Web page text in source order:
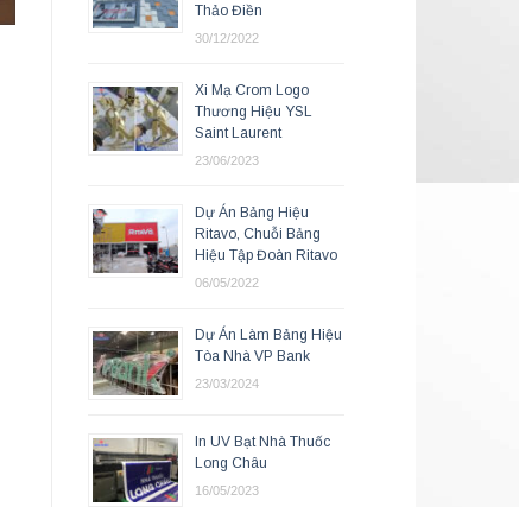
Thảo Điền
30/12/2022
Xi Mạ Crom Logo
Thương Hiệu YSL
Saint Laurent
23/06/2023
Dự Án Bảng Hiệu
Ritavo, Chuỗi Bảng
Hiệu Tập Đoàn Ritavo
06/05/2022
Dự Án Làm Bảng Hiệu
Tòa Nhà VP Bank
23/03/2024
In UV Bạt Nhà Thuốc
Long Châu
16/05/2023